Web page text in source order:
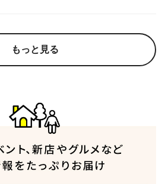
もっと見る
#大阪学院大 商品開発プロジェクト